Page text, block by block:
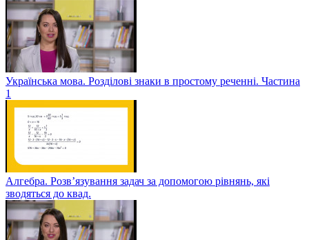
Українська мова. Розділові знаки в простому реченні. Частина
1
Алгебра. Розв’язування задач за допомогою рівнянь, які
зводяться до квад.